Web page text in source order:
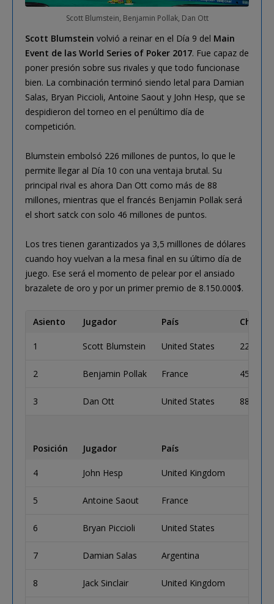
Scott Blumstein, Benjamin Pollak, Dan Ott
Scott Blumstein volvió a reinar en el Día 9 del Main
Event de las World Series of Poker 2017. Fue capaz de
poner presión sobre sus rivales y que todo funcionase
bien. La combinación terminó siendo letal para Damian
Salas, Bryan Piccioli, Antoine Saout y John Hesp, que se
despidieron del torneo en el penúltimo día de
competición.
Blumstein embolsó 226 millones de puntos, lo que le
permite llegar al Día 10 con una ventaja brutal. Su
principal rival es ahora Dan Ott como más de 88
millones, mientras que el francés Benjamin Pollak será
el short satck con solo 46 millones de puntos.
Los tres tienen garantizados ya 3,5 milllones de dólares
cuando hoy vuelvan a la mesa final en su último día de
juego. Ese será el momento de pelear por el ansiado
brazalete de oro y por un primer premio de 8.150.000$.
Asiento Jugador País Chip
1 Scott Blumstein United States
2 Benjamin Pollak France
3 Dan Ott United States
Posición Jugador País
4 John Hesp United Kingdom
5 Antoine Saout France
6 Bryan Piccioli United States
7 Damian Salas Argentina
8 Jack Sinclair United Kingdom